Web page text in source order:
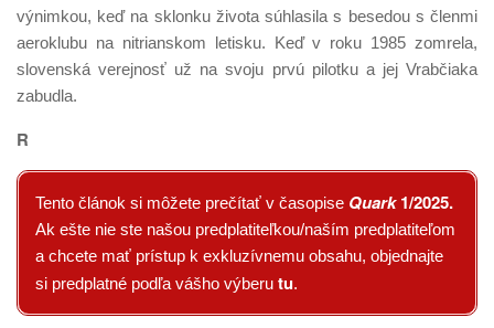
výnimkou, keď na sklonku života súhlasila s besedou s členmi
aeroklubu na nitrianskom letisku. Keď v roku 1985 zomrela,
slovenská verejnosť už na svoju prvú pilotku a jej Vrabčiaka
zabudla.
R
Tento článok si môžete prečítať v časopise Quark1/2025.
Ak ešte nie ste našou predplatiteľkou/naším predplatiteľom
a chcete mať prístup k exkluzívnemu obsahu, objednajte
si predplatné podľa vášho výberu tu.